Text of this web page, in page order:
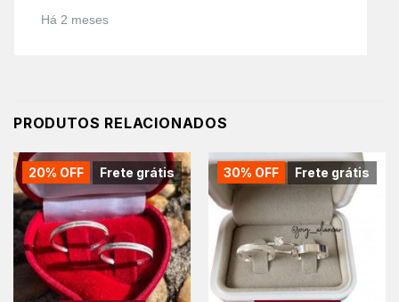
Há 2 meses
PRODUTOS RELACIONADOS
Frete grátis
20% OFF Frete grátis
30% OFF